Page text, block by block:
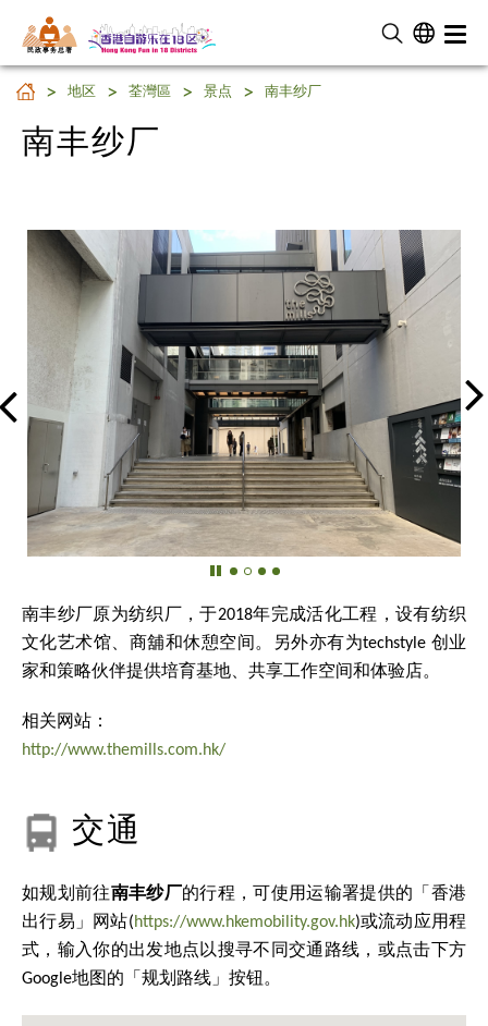
民 政 事 务 总 署
南丰纱厂
地区 荃灣區 景点 南丰纱厂
南丰纱厂
南丰纱厂原为纺织厂，于2018年完成活化工程，设有纺织
文化艺术馆、商舖和休憩空间。另外亦有为techstyle 创业
家和策略伙伴提供培育基地、共享工作空间和体验店。
相关网站：
http://www.themills.com.hk/
交通
如规划前往南丰纱厂 的行程，可使用运输署提供的「香港
出行易」网站(https://www.hkemobility.gov.hk)或流动应用程
式，输入你的出发地点以搜寻不同交通路线，或点击下方
Google地图的「规划路线」按钮。